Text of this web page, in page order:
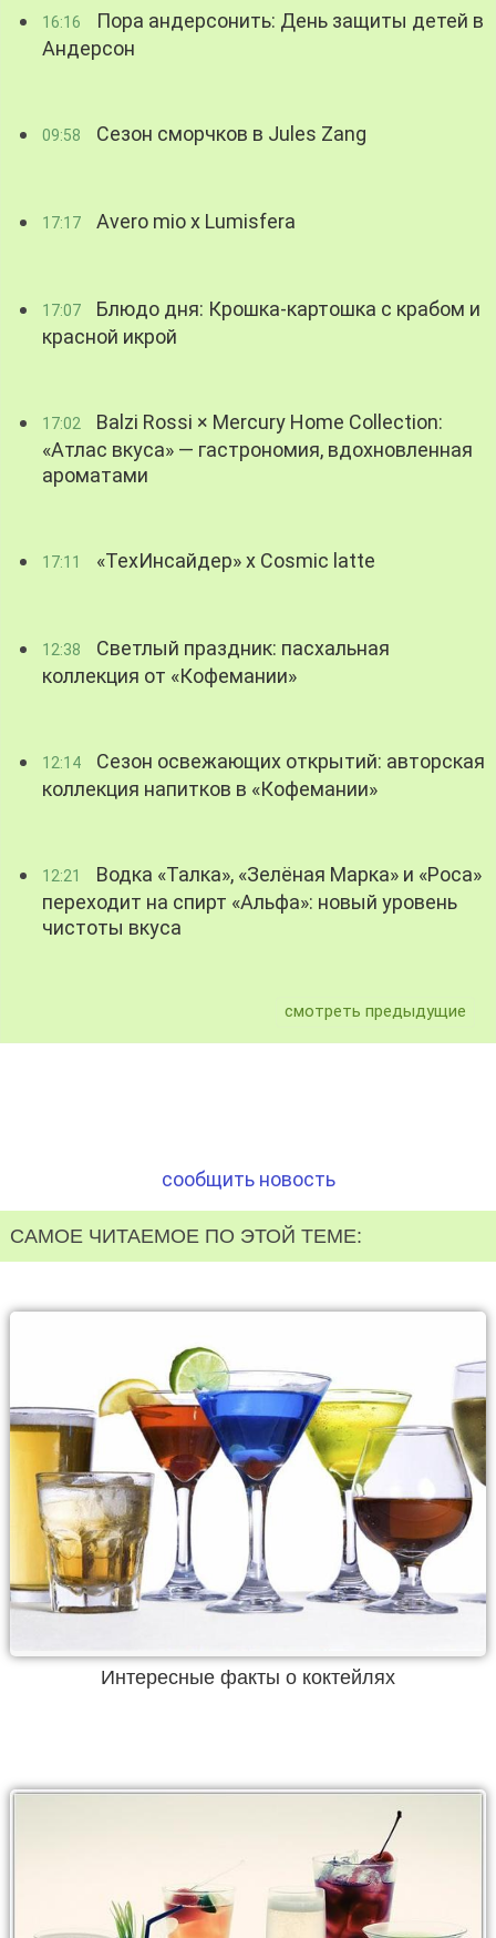
16:16
Пора андерсонить: День защиты детей в
Андерсон
09:58 Сезон сморчков в Jules Zang
17:17 Avero mio x Lumisfera
17:07
Блюдо дня: Крошка-картошка с крабом и
красной икрой
17:02
Balzi Rossi × Mercury Home Collection:
«Атлас вкуса» — гастрономия, вдохновленная
ароматами
17:11 «ТехИнсайдер» х Cosmic latte
12:38
Светлый праздник: пасхальная
коллекция от «Кофемании»
12:14
Сезон освежающих открытий: авторская
коллекция напитков в «Кофемании»
12:21
Водка «Талка», «Зелёная Марка» и «Роса»
переходит на спирт «Альфа»: новый уровень
чистоты вкуса
смотреть предыдущие
сообщить новость
САМОЕ ЧИТАЕМОЕ ПО ЭТОЙ ТЕМЕ:
Интересные факты о коктейлях